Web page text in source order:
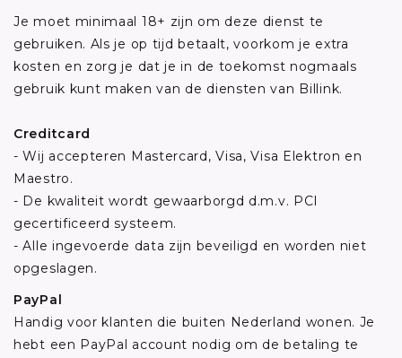
Je moet minimaal 18+ zijn om deze dienst te
gebruiken. Als je op tijd betaalt, voorkom je extra
kosten en zorg je dat je in de toekomst nogmaals
gebruik kunt maken van de diensten van Billink.
Creditcard
- Wij accepteren Mastercard, Visa, Visa Elektron en
Maestro.
- De kwaliteit wordt gewaarborgd d.m.v. PCI
gecertificeerd systeem.
- Alle ingevoerde data zijn beveiligd en worden niet
opgeslagen.
PayPal
Handig voor klanten die buiten Nederland wonen. Je
hebt een PayPal account nodig om de betaling te